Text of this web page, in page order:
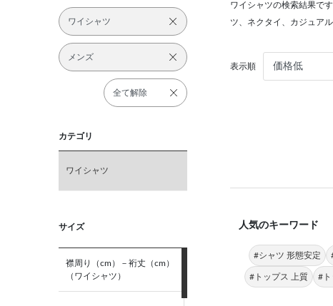
ワイシャツ
メンズ
全て解除
カテゴリ
ワイシャツ
サイズ
襟周り（cm）－裄丈（cm）
（ワイシャツ）
ワイシャツの検索結果で
ツ、ネクタイ、カジュア
表示順
人気のキーワード
#シャツ 形態安定
#トップス 上質 #ト